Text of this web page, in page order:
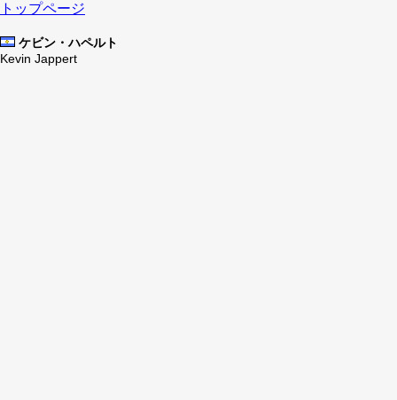
トップページ
ケビン・ハペルト
Kevin Jappert